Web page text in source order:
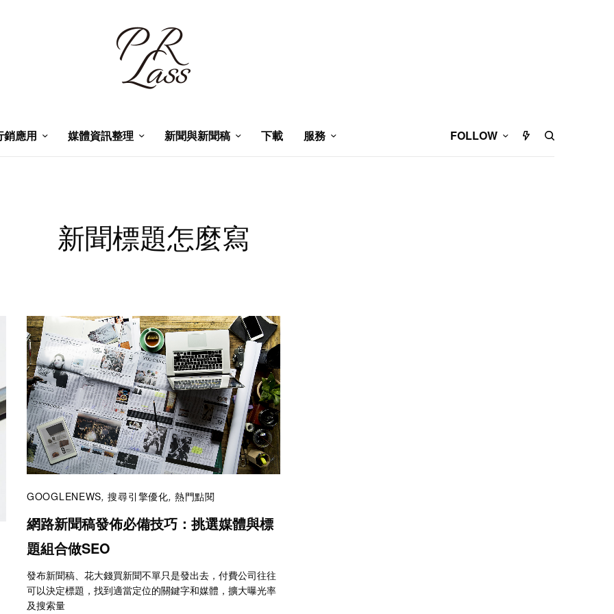
銷應用 媒體資訊整理 新聞與新聞稿 下載 服務 FOLLOW
新聞標題怎麼寫
GOOGLENEWS,搜尋引擎優化,熱門點閱
網路新聞稿發佈必備技巧：挑選媒體與標
題組合做SEO
發布新聞稿、花大錢買新聞不單只是發出去，付費公司往往
可以決定標題，找到適當定位的關鍵字和媒體，擴大曝光率
及搜索量